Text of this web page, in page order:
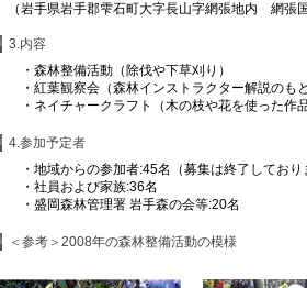
（岩手県岩手郡雫石町大字長山字網張地内 網張
3.内容
・ 森林整備活動（除伐や下草刈り）
・ 紅葉観察会（森林インストラクター解説のも
・ ネイチャークラフト（木の枝や花を使った作
4.参加予定者
・ 地域からの参加者:45名（募集は終了しており
・ 社員および家族:36名
・ 盛岡森林管理署 岩手森の
＜参考＞2008年の森林整備活動の模様